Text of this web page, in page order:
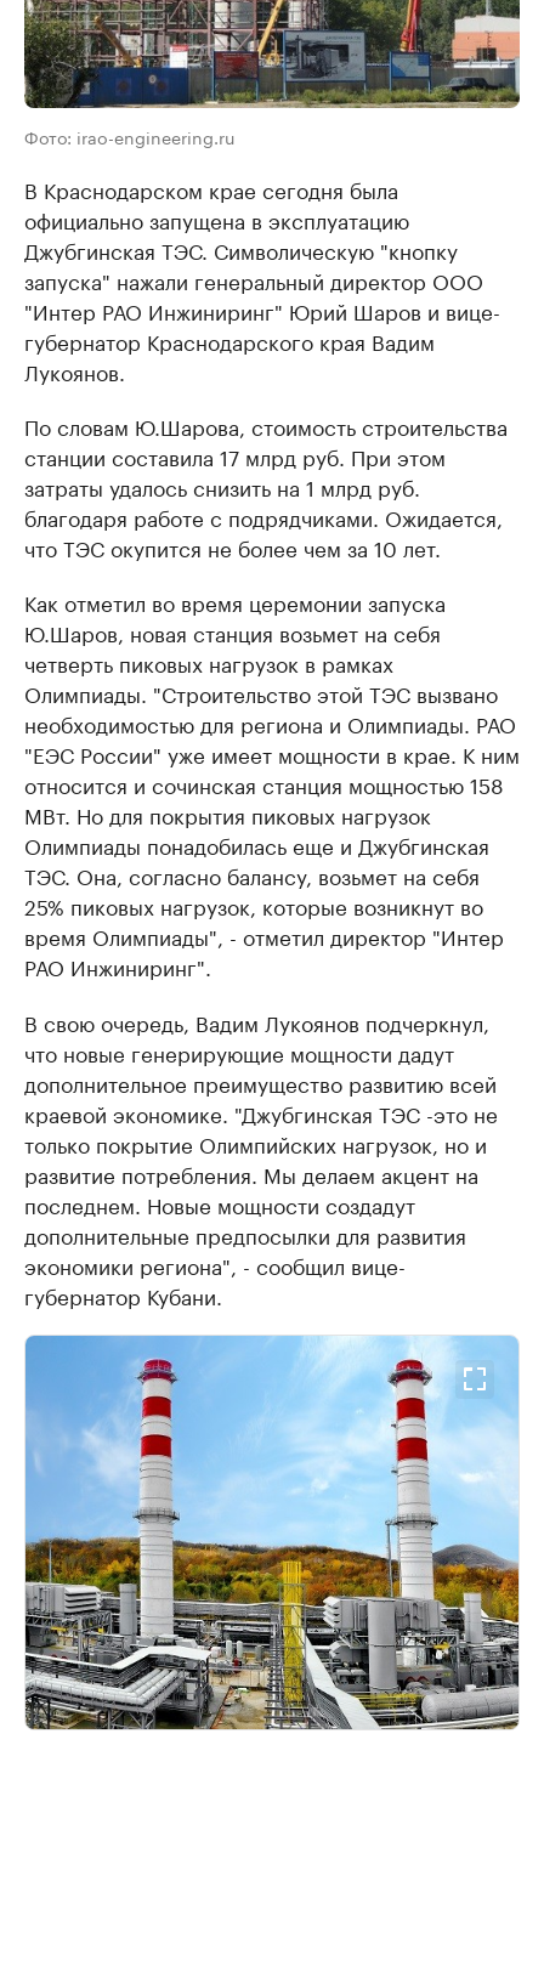
Фото: irao-engineering.ru
В Краснодарском крае сегодня была
официально запущена в эксплуатацию
Джубгинская ТЭС. Символическую "кнопку
запуска" нажали генеральный директор ООО
"Интер РАО Инжиниринг" Юрий Шаров и вице-
губернатор Краснодарского края Вадим
Лукоянов.
По словам Ю.Шарова, стоимость строительства
станции составила 17 млрд руб. При этом
затраты удалось снизить на 1 млрд руб.
благодаря работе с подрядчиками. Ожидается,
что ТЭС окупится не более чем за 10 лет.
Как отметил во время церемонии запуска
Ю.Шаров, новая станция возьмет на себя
четверть пиковых нагрузок в рамках
Олимпиады. "Строительство этой ТЭС вызвано
необходимостью для региона и Олимпиады. РАО
"ЕЭС России" уже имеет мощности в крае. К ним
относится и сочинская станция мощностью 158
МВт. Но для покрытия пиковых нагрузок
Олимпиады понадобилась еще и Джубгинская
ТЭС. Она, согласно балансу, возьмет на себя
25% пиковых нагрузок, которые возникнут во
время Олимпиады", - отметил директор "Интер
РАО Инжиниринг".
В свою очередь, Вадим Лукоянов подчеркнул,
что новые генерирующие мощности дадут
дополнительное преимущество развитию всей
краевой экономике. "Джубгинская ТЭС -это не
только покрытие Олимпийских нагрузок, но и
развитие потребления. Мы делаем акцент на
последнем. Новые мощности создадут
дополнительные предпосылки для развития
экономики региона", - сообщил вице-
губернатор Кубани.